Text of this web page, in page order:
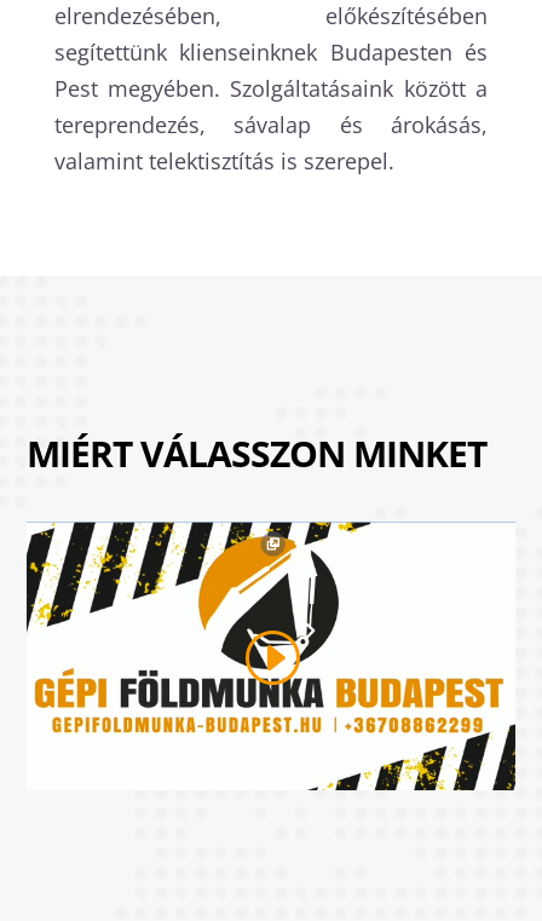
elrendezésében, előkészítésében
segítettünk klienseinknek Budapesten és
Pest megyében. Szolgáltatásaink között a
tereprendezés, sávalap és árokásás,
valamint telektisztítás is szerepel.
MIÉRT VÁLASSZON MINKET